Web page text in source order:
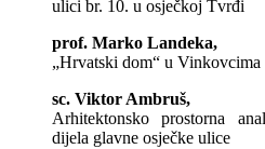
ulici br. 10. u osječkoj Tvrđi
prof. Marko Landeka,
„Hrvatski dom“ u Vinkovcima
sc. Viktor Ambruš,
Arhitektonsko prostorna
dijela glavne osječke ulice